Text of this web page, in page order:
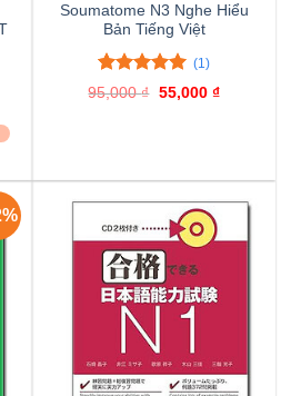
Soumatome N3 Nghe Hiểu
Bản Tiếng Việt
5.00trên 5
1
đánh giá
(1)
95,000₫ Giá
55,000 ₫Giá